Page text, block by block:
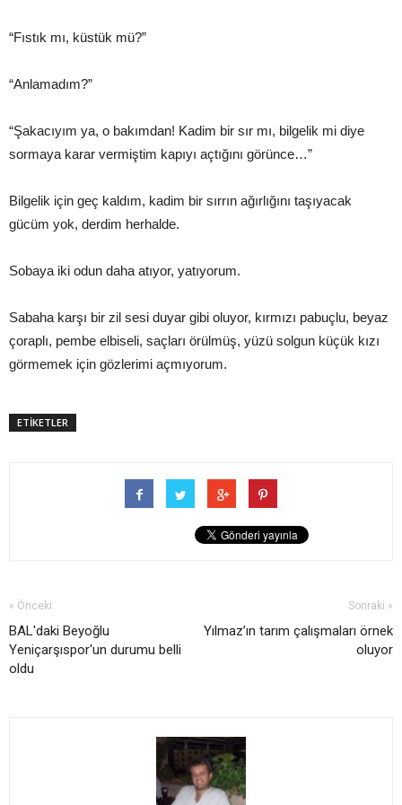
“Fıstık mı, küstük mü?”
“Anlamadım?”
“Şakacıyım ya, o bakımdan! Kadim bir sır mı, bilgelik mi diye
sormaya karar vermiştim kapıyı açtığını görünce…”
Bilgelik için geç kaldım, kadim bir sırrın ağırlığını taşıyacak
gücüm yok, derdim herhalde.
Sobaya iki odun daha atıyor, yatıyorum.
Sabaha karşı bir zil sesi duyar gibi oluyor, kırmızı pabuçlu, beyaz
çoraplı, pembe elbiseli, saçları örülmüş, yüzü solgun küçük kızı
görmemek için gözlerimi açmıyorum.
ETİKETLER
« Önceki
BAL'daki Beyoğlu
Yeniçarşıspor'un durumu belli
oldu
Sonraki »
Yılmaz’ın tarım çalışmaları örnek
oluyor